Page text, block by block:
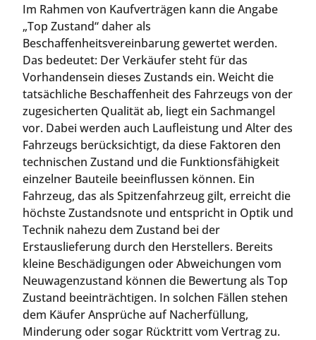
Im Rahmen von Kaufverträgen kann die Angabe
„Top Zustand“ daher als
Beschaffenheitsvereinbarung gewertet werden.
Das bedeutet: Der Verkäufer steht für das
Vorhandensein dieses Zustands ein. Weicht die
tatsächliche Beschaffenheit des Fahrzeugs von der
zugesicherten Qualität ab, liegt ein Sachmangel
vor. Dabei werden auch Laufleistung und Alter des
Fahrzeugs berücksichtigt, da diese Faktoren den
technischen Zustand und die Funktionsfähigkeit
einzelner Bauteile beeinflussen können. Ein
Fahrzeug, das als Spitzenfahrzeug gilt, erreicht die
höchste Zustandsnote und entspricht in Optik und
Technik nahezu dem Zustand bei der
Erstauslieferung durch den Herstellers. Bereits
kleine Beschädigungen oder Abweichungen vom
Neuwagenzustand können die Bewertung als Top
Zustand beeinträchtigen. In solchen Fällen stehen
dem Käufer Ansprüche auf Nacherfüllung,
Minderung oder sogar Rücktritt vom Vertrag zu.